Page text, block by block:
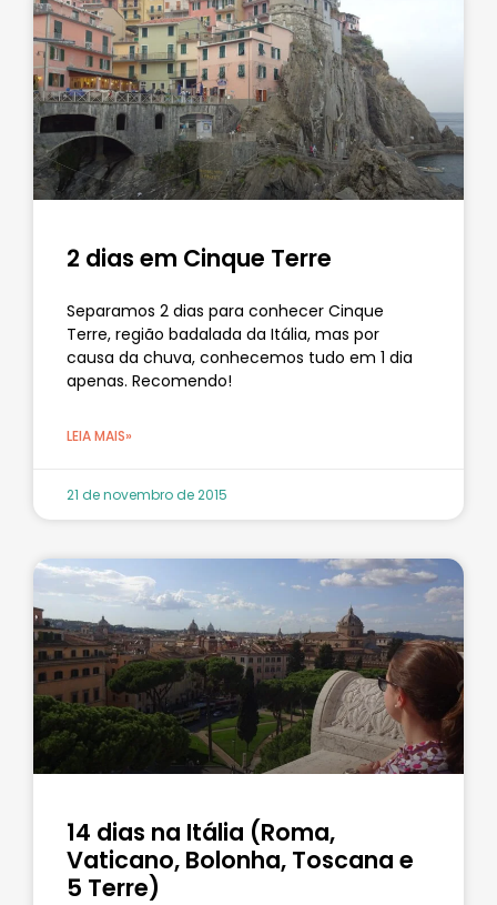
2 dias em Cinque Terre
Separamos 2 dias para conhecer Cinque
Terre, região badalada da Itália, mas por
causa da chuva, conhecemos tudo em 1 dia
apenas. Recomendo!
LEIA MAIS»
21 de novembro de 2015
14 dias na Itália (Roma,
Vaticano, Bolonha, Toscana e
5 Terre)